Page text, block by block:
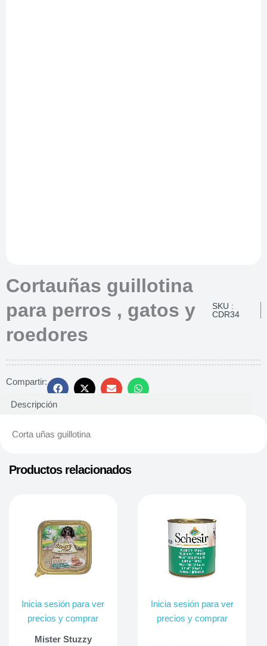
Cortauñas guillotina
para perros , gatos y
roedores
SKU :
CDR34
Compartir:
Descripción
Corta uñas guillotina
Productos relacionados
Inicia sesión para ver
precios y comprar
Mister Stuzzy
Inicia sesión para ver
precios y comprar